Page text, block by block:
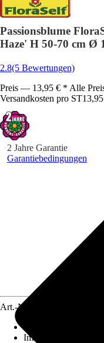
Passionsblume
Haze' H 50-70 cm Ø
2.8(5 Bewertungen)
Preis — 13,95 € * Alle
Versandkosten pro ST
2 Jahre Garantie
Garantiebedingungen
Art.-Nr.
Immergrün